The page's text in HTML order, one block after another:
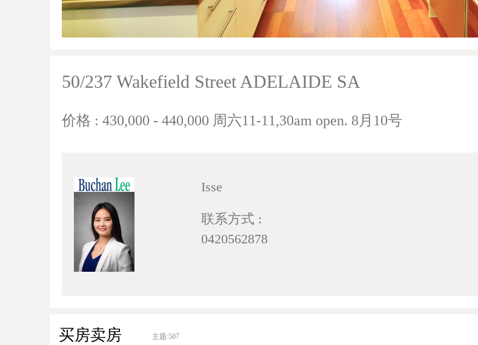
50/237 Wakefield Street ADELAIDE SA
价格 : 430,000 - 440,000 周六11-11,30am open. 8月10号
Isse
联系方式 :
0420562878
买房卖房 主题:507